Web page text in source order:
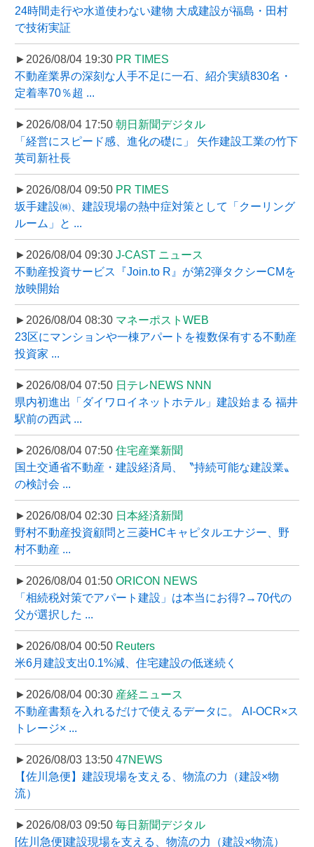
24時間走行や水道使わない建物 大成建設が福島・田村
で技術実証
►2026/08/04 19:30 PR TIMES
不動産業界の深刻な人手不足に一石、紹介実績830名・
定着率70％超 ...
►2026/08/04 17:50 朝日新聞デジタル
「経営にスピード感、進化の礎に」 矢作建設工業の竹下
英司新社長
►2026/08/04 09:50 PR TIMES
坂手建設㈱、建設現場の熱中症対策として「クーリング
ルーム」と ...
►2026/08/04 09:30 J-CAST ニュース
不動産投資サービス『Join.to R』が第2弾タクシーCMを
放映開始
►2026/08/04 08:30 マネーポストWEB
23区にマンションや一棟アパートを複数保有する不動産
投資家 ...
►2026/08/04 07:50 日テレNEWS NNN
県内初進出「ダイワロイネットホテル」建設始まる 福井
駅前の西武 ...
►2026/08/04 07:50 住宅産業新聞
国土交通省不動産・建設経済局、〝持続可能な建設業〟
の検討会 ...
►2026/08/04 02:30 日本経済新聞
野村不動産投資顧問と三菱HCキャピタルエナジー、野
村不動産 ...
►2026/08/04 01:50 ORICON NEWS
「相続税対策でアパート建設」は本当にお得?→70代の
父が選択した ...
►2026/08/04 00:50 Reuters
米6月建設支出0.1%減、住宅建設の低迷続く
►2026/08/04 00:30 産経ニュース
不動産書類を入れるだけで使えるデータに。 AI-OCR×ス
トレージ× ...
►2026/08/03 13:50 47NEWS
【佐川急便】建設現場を支える、物流の力（建設×物
流）
►2026/08/03 09:50 毎日新聞デジタル
[佐川急便]建設現場を支える、物流の力（建設×物流）